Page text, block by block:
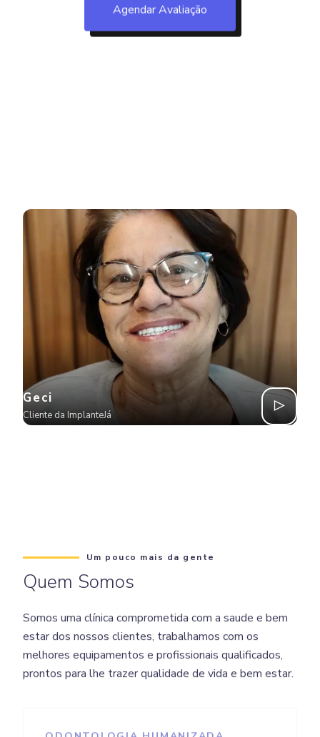
Agendar Avaliação
Geci
Cliente da ImplanteJá
Um pouco mais da gente
Quem Somos
Somos uma clínica comprometida com a saude e bem
estar dos nossos clientes, trabalhamos com os
melhores equipamentos e profissionais qualificados,
prontos para lhe trazer qualidade de vida e bem estar.
ODONTOLOGIA HUMANIZADA